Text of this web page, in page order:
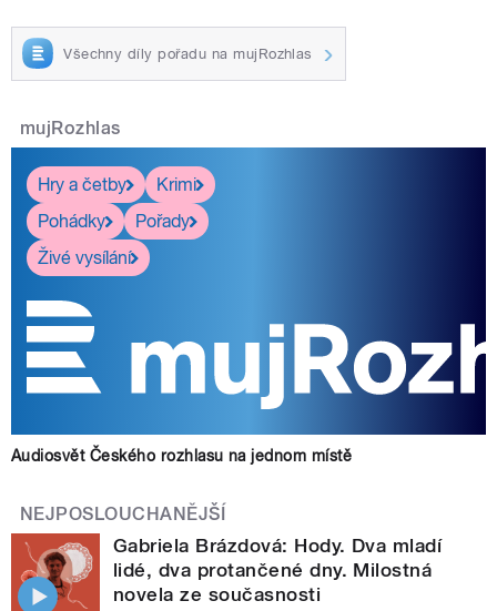
Všechny díly pořadu na mujRozhlas
mujRozhlas
Hry a četby
Krimi
Pohádky
Pořady
Živé vysílání
Audiosvět Českého rozhlasu na jednom místě
NEJPOSLOUCHANĚJŠÍ
Gabriela Brázdová: Hody. Dva mladí
lidé, dva protančené dny. Milostná
novela ze současnosti